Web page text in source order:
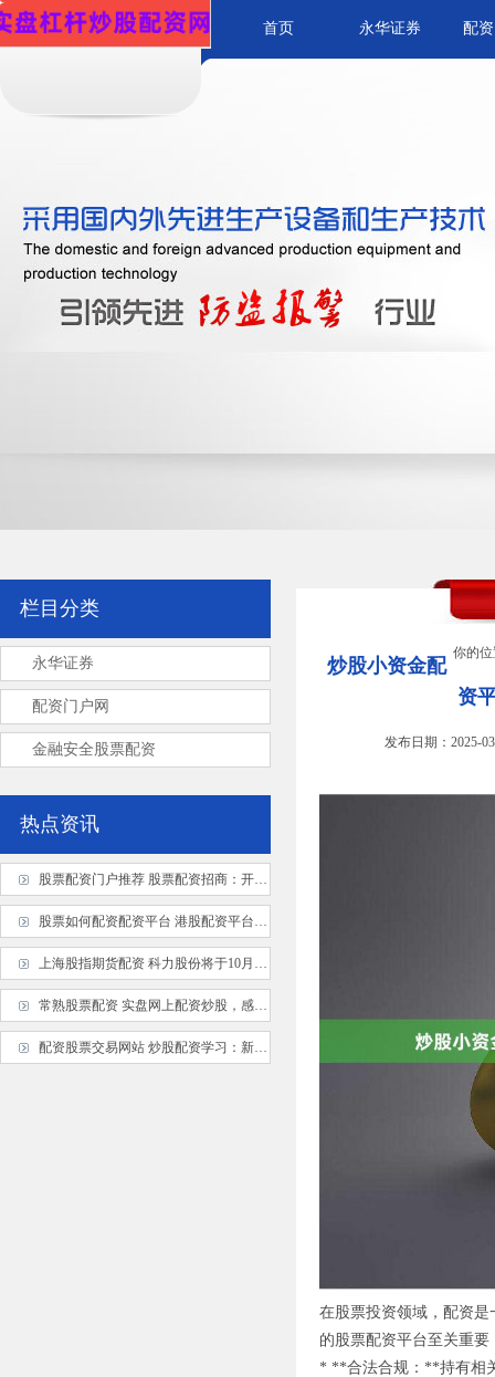
首页 永华证券 配
你的
炒股小资金配
资
发布日期：2025-
在股票投资领域，配资
的股票配资平台至关重
* **合法合规：**持有相
栏目分类
永华证券
配资门户网
金融安全股票配资
热点资讯
股票配资门户推荐 股票配资招商：开启财富增值之旅
股票如何配资配资平台 港股配资平台：助您放大收益，把握投资良机
上海股指期货配资 科力股份将于10月18日开启申购, 发行价为7.32元/股
常熟股票配资 实盘网上配资炒股，感受真实交易挑战
配资股票交易网站 炒股配资学习：新手入门必备指南